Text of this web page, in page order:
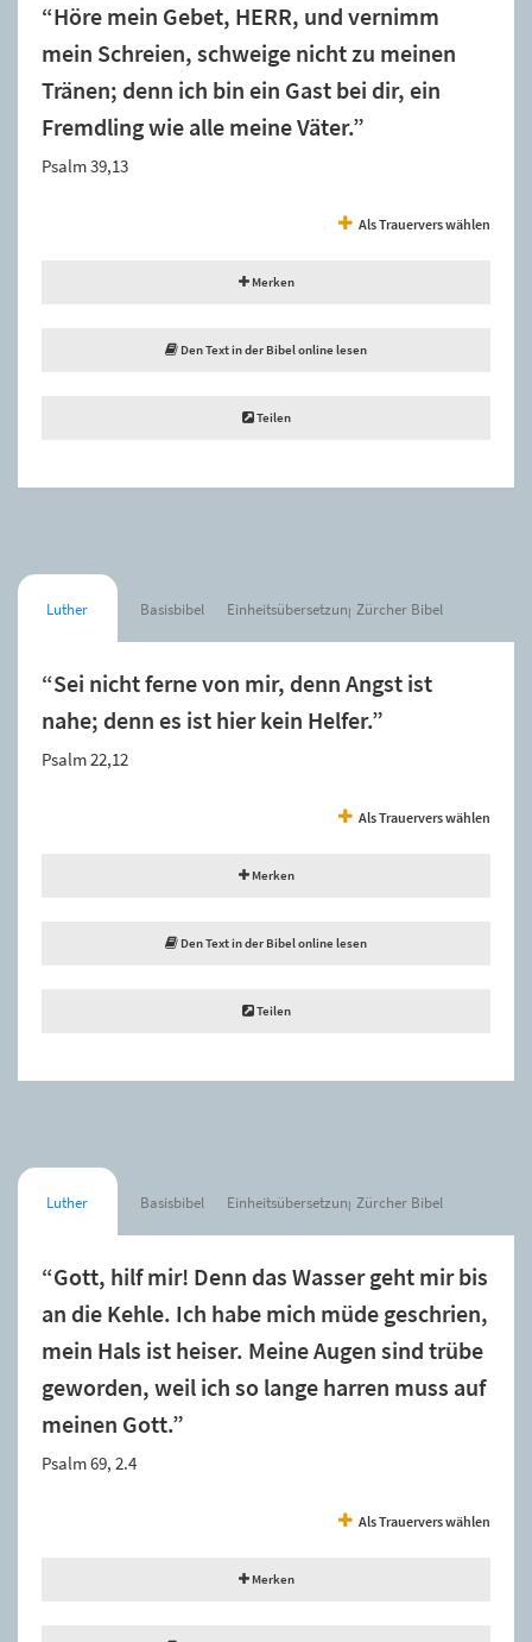
“Höre mein Gebet, HERR, und vernimm
mein Schreien, schweige nicht zu meinen
Tränen; denn ich bin ein Gast bei dir, ein
Fremdling wie alle meine Väter.”
Psalm 39,13
Als Trauervers wählen
Merken
Den Text in der Bibel online lesen
Teilen
Luther Basisbibel Einheitsübersetzung Zürcher Bibel
“Sei nicht ferne von mir, denn Angst ist
nahe; denn es ist hier kein Helfer.”
Psalm 22,12
Als Trauervers wählen
Merken
Den Text in der Bibel online lesen
Teilen
Luther Basisbibel Einheitsübersetzung Zürcher Bibel
“Gott, hilf mir! Denn das Wasser geht mir bis
an die Kehle. Ich habe mich müde geschrien,
mein Hals ist heiser. Meine Augen sind trübe
geworden, weil ich so lange harren muss auf
meinen Gott.”
Psalm 69, 2.4
Als Trauervers wählen
Merken